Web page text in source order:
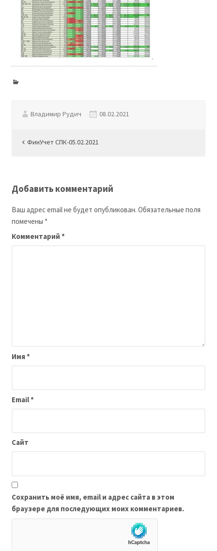
Владимир Рудич 08.02.2021
Навигация
ФинУчет СПК-05.02.2021
Добавить комментарий
Ваш адрес email не будет опубликован. Обязательные поля
помечены *
Комментарий *
Имя*
Email*
Сайт
Сохранить моё имя, email и адрес сайта в этом
браузере для последующих моих комментариев.